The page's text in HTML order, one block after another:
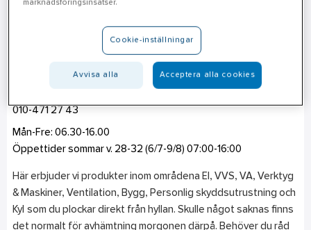
010-471 27 43
Mån-Fre: 06.30-16.00
Öppettider sommar v. 28-32 (6/7-9/8) 07:00-16:00
Här erbjuder vi produkter inom områdena El, VVS, VA, Verktyg
& Maskiner, Ventilation, Bygg, Personlig skyddsutrustning och
Kyl som du plockar direkt från hyllan. Skulle något saknas finns
det normalt för avhämtning morgonen därpå. Behöver du råd
marknadsföringsinsatser.
Cookie-inställningar
Avvisa alla Acceptera alla cookies